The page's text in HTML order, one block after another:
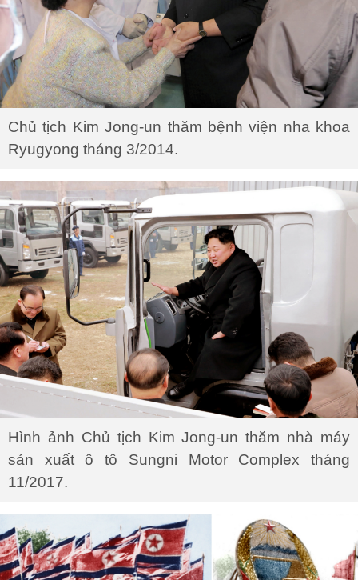
Chủ tịch Kim Jong-un thăm bệnh viện nha khoa
Ryugyong tháng 3/2014.
Hình ảnh Chủ tịch Kim Jong-un thăm nhà máy
sản xuất ô tô Sungni Motor Complex tháng
11/2017.